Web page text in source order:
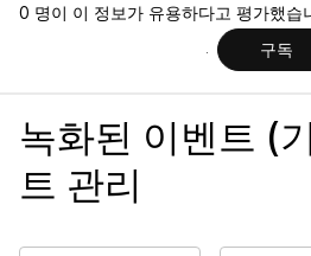
0 명이 이 정보가 유용하다고 평가했습
구독
녹화된 이벤트 (
트 관리